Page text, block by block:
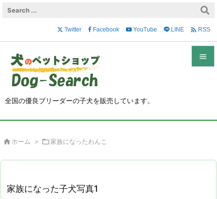
全国の優良ブリーダーの子犬を販売しています。

次へ
Twitter Facebook YouTube LINE  RSS
 ホーム > 家族になったわんこ
家族になった子犬写真1